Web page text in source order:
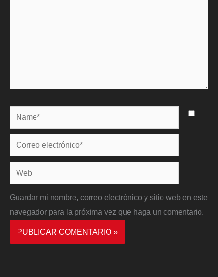
Name*
Correo
electrónico*
Web
Guardar mi nombre, correo electrónico y sitio web en este
navegador para la próxima vez que haga un comentario.